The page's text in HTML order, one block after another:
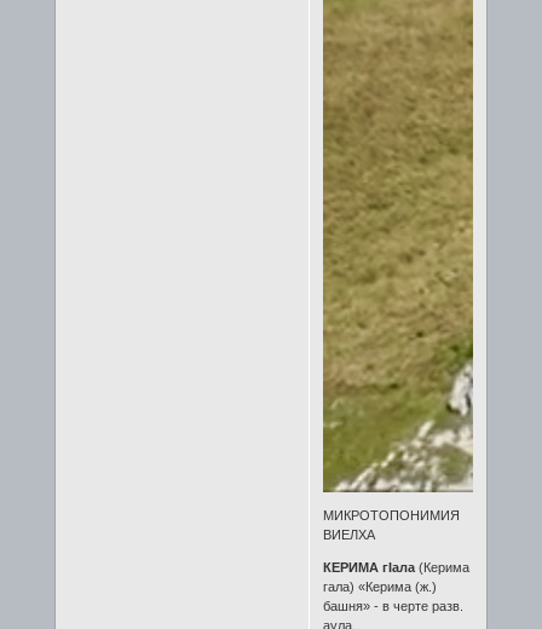
МИКРОТОПОНИМИЯ
ВИЕЛХА
КЕРИМА гӀала(Керима
гала) «Керима (ж.)
башня» - в черте разв.
аула.